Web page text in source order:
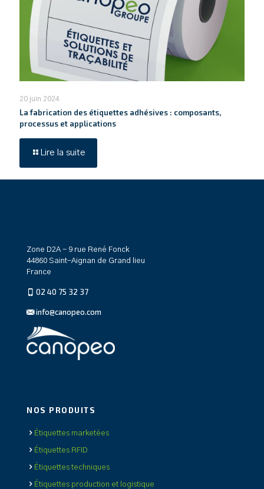
20 juin 2024
La fabrication des étiquettes adhésives : composants,
processus et applications
Lire la suite
Zone D2A - 9 rue René Fonck
44860 Saint-Aignan de Grand lieu
France
02 40 75 32 37
info@canopeo.com
NOS PRODUITS
Étiquettes marketées
Étiquettes RFID
Étiquettes techniques
Étiquettes production et logistique